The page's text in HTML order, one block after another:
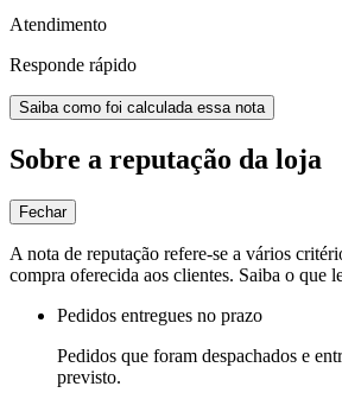
Atendimento
Responde rápido
Saiba como foi calculada essa nota
Sobre a reputação da loja
Fechar
A nota de reputação refere-se a vários
compra oferecida aos clientes. Saiba o que
Pedidos entregues no prazo
Pedidos que foram despachados e
previsto.